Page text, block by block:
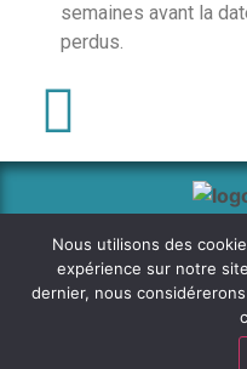
semaines avant la
perdus.
© Aérogliss Base de loisirs des
Phone: + 33 (0)4 92 89 11 30 │
Alizés
Nous utilisons des
expérience sur notre
dernier, nous